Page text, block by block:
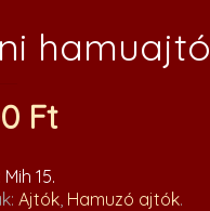
hamuajtó
Ft
Mih 15.
Ajtók, Hamuzó ajtók.